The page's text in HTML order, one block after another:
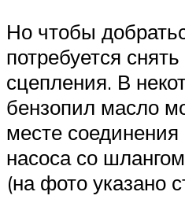
Но чтобы
потребуется
сцепления. В
бензопил масло
месте соединения
насоса со
(на фото указано